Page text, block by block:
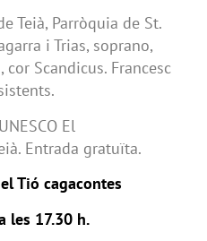
Teià, Parròquia de St.
i Trias, soprano,
Scandicus. Francesc
El
Entrada gratuïta.
Tió cagacontes
les 17.30 h.